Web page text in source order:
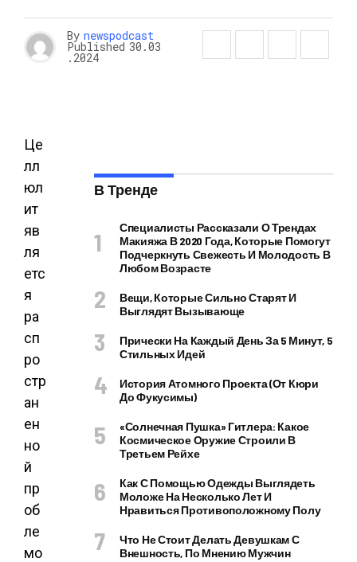
By newspodcast
Published 30.03
.2024
Це
лл
юл
ит
яв
ля
етс
я
ра
сп
ро
стр
ан
ен
но
й
пр
об
ле
мо
В Тренде
Специалисты Рассказали О Трендах
Макияжа В 2020 Года, Которые Помогут
Подчеркнуть Свежесть И Молодость В
Любом Возрасте
Вещи, Которые Сильно Старят И
Выглядят Вызывающе
Прически На Каждый День За 5 Минут, 5
Стильных Идей
История Атомного Проекта (от Кюри
До Фукусимы)
«Солнечная Пушка» Гитлера: Какое
Космическое Оружие Строили В
Третьем Рейхе
Как С Помощью Одежды Выглядеть
Моложе На Несколько Лет И
Нравиться Противоположному Полу
Что Не Стоит Делать Девушкам С
Внешность, По Мнению Мужчин